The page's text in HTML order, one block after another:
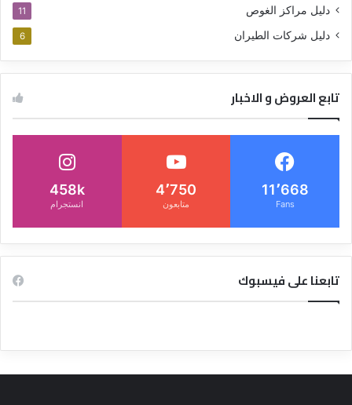
دليل مراكز الغوص 11
دليل شركات الطيران 6
تابع العروض و الاخبار
11٬668
Fans
4٬750
متابعون
458k
انستجرام
تابعنا على فيسبوك